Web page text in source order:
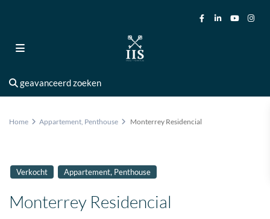
geavanceerd zoeken
Home Appartement, Penthouse Monterrey Residencial
Verkocht Appartement, Penthouse
Monterrey Residencial